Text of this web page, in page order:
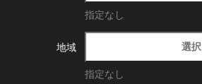
指定なし
地域 選択
指定なし